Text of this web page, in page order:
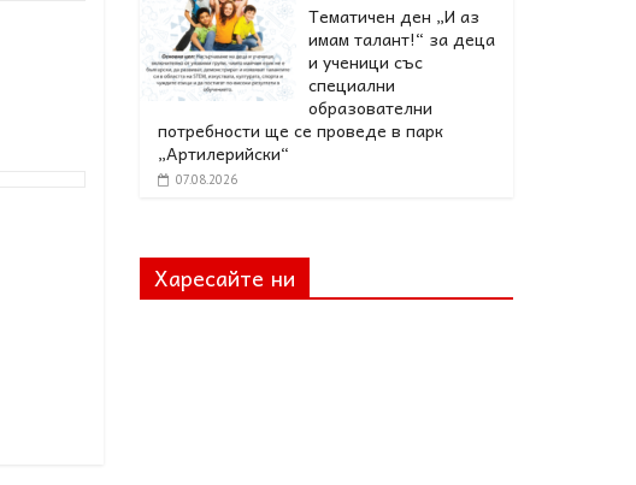
Тематичен ден „И аз
имам талант!“ за деца
и ученици със
специални
образователни
потребности ще се проведе в парк
„Артилерийски“
07.08.2026
Харесайте ни